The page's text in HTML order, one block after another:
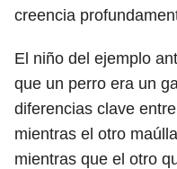
creencia
El niño del ejemplo
que un perro era un
diferencias clave
mientras el otro
mientras que el otro